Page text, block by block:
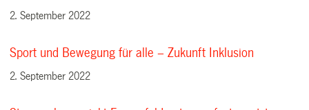
2. September 2022
Sport und Bewegung für alle – Zukunft Inklusion
2. September 2022